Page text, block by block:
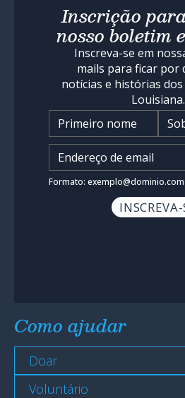
Inscrição
nosso boletim
Inscreva-se em
mails para ficar por
notícias e histórias
Louisiana.
Nome
Formato: exemplo@dominio.com
Como ajudar
Doar
Voluntário